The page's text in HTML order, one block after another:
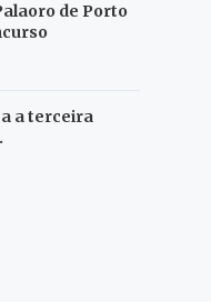
de Porto
a terceira